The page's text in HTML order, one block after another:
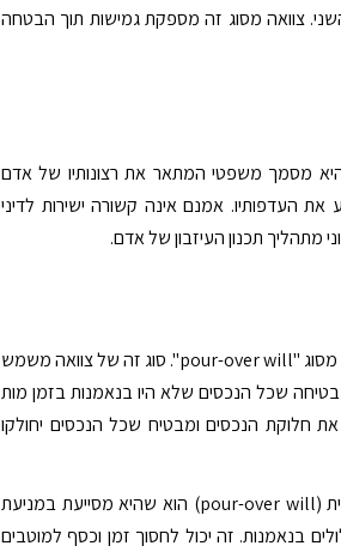
צוואה מסוג זה מספקת גמישות תוך הבטחה
מסמך משפטי המתאר את רצונותיו של אדם
העדפותיו. אמנם אינה קשורה ישירות לדיני
מתהליך תכנון העיזבון של אדם.
סוג נוסף של צוואה בדיני הירושה הוא צוואה מסוג "pour-over will". סוג זה של צוואה משמש
שכל הנכסים שלא היו בנאמנות בזמן מות
את חלוקת הנכסים ומבטיח שכל הנכסים יחולקו
אחד היתרונות העיקריים של צוואה משפטית (pour-over will) הוא שהיא מסייעת במניעת
בנאמנות. זה יכול לחסוך זמן וכסף למוטבים